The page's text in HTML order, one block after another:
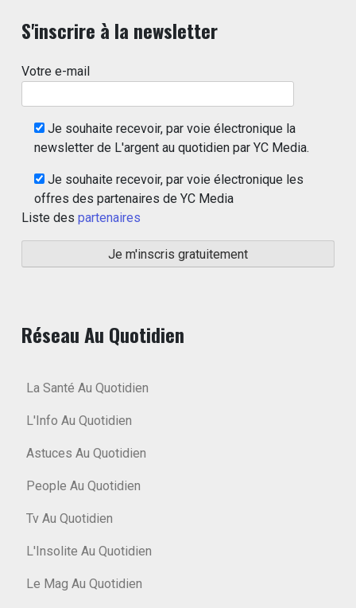
S'inscrire à la newsletter
Votre e-mail
Je souhaite recevoir, par voie électronique la
newsletter de L'argent au quotidien par YC Media.
Je souhaite recevoir, par voie électronique les
offres des partenaires de YC Media
Liste des partenaires
Réseau Au Quotidien
La Santé Au Quotidien
L'Info Au Quotidien
Astuces Au Quotidien
People Au Quotidien
Tv Au Quotidien
L'Insolite Au Quotidien
Le Mag Au Quotidien